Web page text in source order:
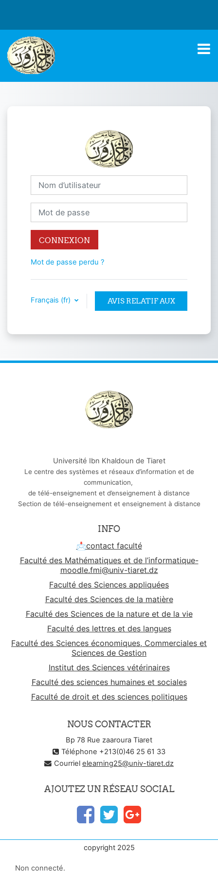
Connexion à
Nom d’utilisateur
Mot de passe
CONNEXION
Mot de passe perdu ?
Français ‎(fr)‎ AVIS RELATIF AUX
Université Ibn Khaldoun de Tiaret
Le centre des systèmes et réseaux d’information et de
communication,
de télé-enseignement et d’enseignement à distance
Section de télé-enseignement et enseignement à distance
INFO
📩contact faculté
Faculté des Mathématiques et de l’informatique-
moodle.fmi@univ-tiaret.dz
Faculté des Sciences appliquées
Faculté des Sciences de la matière
Faculté des Sciences de la nature et de la vie
Faculté des lettres et des langues
Faculté des Sciences économiques, Commerciales et
Sciences de Gestion
Institut des Sciences vétérinaires
Faculté des sciences humaines et sociales
Faculté de droit et des sciences politiques
NOUS CONTACTER
Bp 78 Rue zaaroura Tiaret
Téléphone +213(0)46 25 61 33
Courriel elearning25@univ-tiaret.dz
AJOUTEZ UN RÉSEAU SOCIAL
copyright 2025
Non connecté.